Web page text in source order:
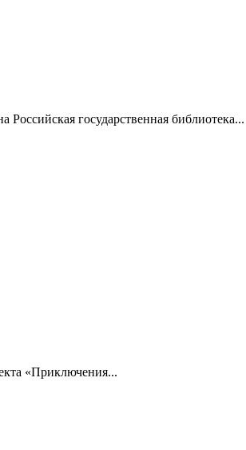
государственная библиотека...
«Приключения...